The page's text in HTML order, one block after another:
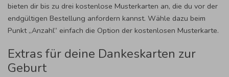
bieten dir bis zu drei kostenlose Musterkarten an, die du vor der
endgültigen Bestellung anfordern kannst. Wähle dazu beim
Punkt „Anzahl“ einfach die Option der kostenlosen Musterkarte.
Extras für deine Dankeskarten zur
Geburt